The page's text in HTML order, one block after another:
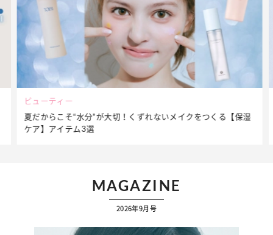
ビューティー
夏だからこそ“水分”が大切！くずれないメイクをつくる【保湿
ケア】アイテム3選
MAGAZINE
2026年9月号